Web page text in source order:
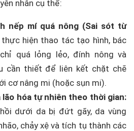
nhân cụ thể:
nếp mí quá nông (Sai sót từ
hiện thao tác tạo hình, bác
quá lỏng lẻo, đính nông và
cần thiết để liên kết chặt chẽ
cơ nâng mi (hoặc sụn mi).
hóa tự nhiên theo thời gian:
dưới da bị đứt gãy, da vùng
chảy xệ và tích tụ thành các